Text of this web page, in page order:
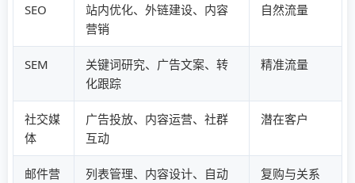
SEO
站内优化、外链建设、内容
营销
自然流量
SEM
关键词研究、广告文案、转
化跟踪
精准流量
社交媒
体
广告投放、内容运营、社群
互动
潜在客户
邮件营
列表管理、内容设计、自动
复购与关系